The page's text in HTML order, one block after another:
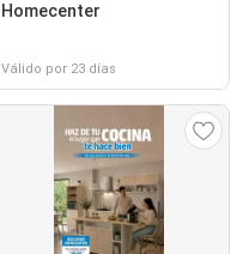
Homecenter
Válido por 23 días